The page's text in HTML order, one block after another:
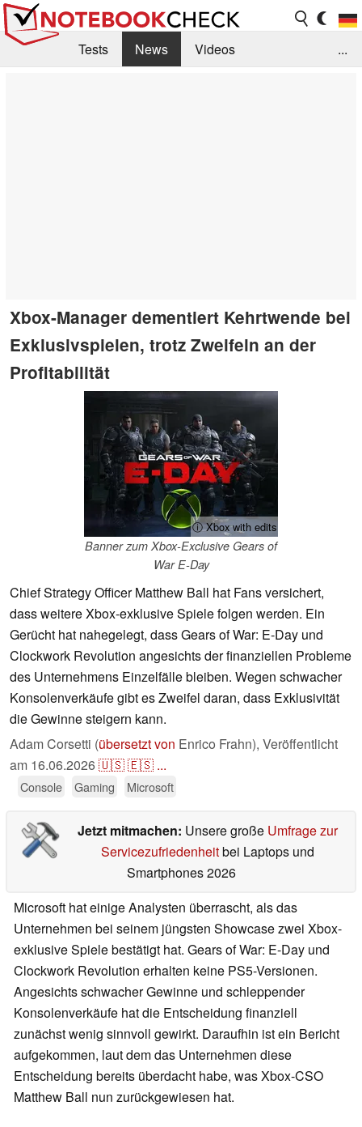
Tests News
Videos
...
Xbox-Manager dementiert Kehrtwende bei
Exklusivspielen, trotz Zweifeln an der
Profitabilität
ⓘ Xbox with edits
Banner zum Xbox-Exclusive Gears of
War E-Day
Chief Strategy Officer Matthew Ball hat Fans versichert,
dass weitere Xbox-exklusive Spiele folgen werden. Ein
Gerücht hat nahegelegt, dass Gears of War: E-Day und
Clockwork Revolution angesichts der finanziellen Probleme
des Unternehmens Einzelfälle bleiben. Wegen schwacher
Konsolenverkäufe gibt es Zweifel daran, dass Exklusivität
die Gewinne steigern kann.
Adam Corsetti (übersetzt von Enrico Frahn), Veröffentlicht
am 16.06.2026🇺🇸🇪🇸 ...
Console Gaming Microsoft
Jetzt mitmachen: Unsere große Umfrage zur
Servicezufriedenheitbei Laptops und
Smartphones 2026
Microsoft hat einige Analysten überrascht, als das
Unternehmen bei seinem jüngsten Showcase zwei Xbox-
exklusive Spiele bestätigt hat. Gears of War: E-Day und
Clockwork Revolution erhalten keine PS5-Versionen.
Angesichts schwacher Gewinne und schleppender
Konsolenverkäufe hat die Entscheidung finanziell
zunächst wenig sinnvoll gewirkt. Daraufhin ist ein Bericht
aufgekommen, laut dem das Unternehmen diese
Entscheidung bereits überdacht habe, was Xbox-CSO
Matthew Ball nun zurückgewiesen hat.